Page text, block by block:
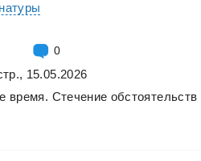
0
15.05.2026
время. Стечение обстоятельств